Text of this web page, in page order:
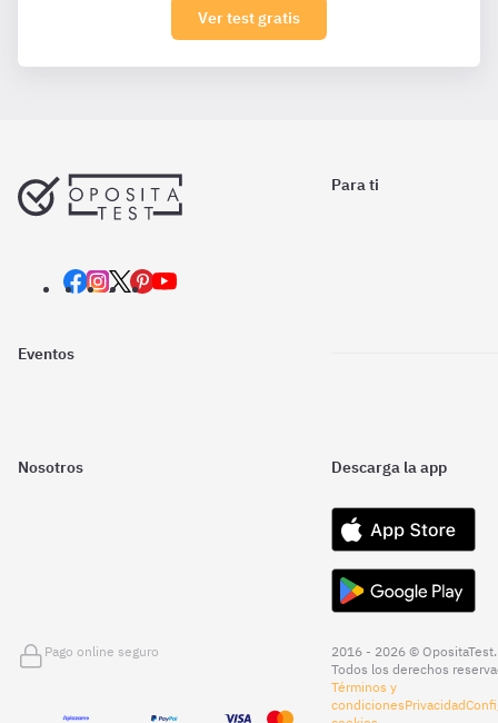
Ver test gratis
Para ti
Eventos
Nosotros Descarga la app
Pago online seguro
2016 - 2026 © OpositaTest.
Todos los derechos
Términos y
condicionesPrivacidad